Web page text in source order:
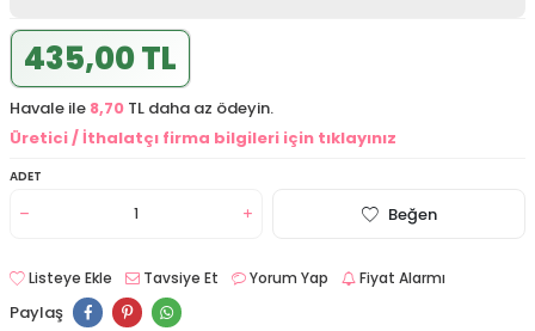
435,00 TL
Havale ile 8,70 TL daha az ödeyin.
Üretici / İthalatçı firma bilgileri için tıklayınız
ADET
Beğen
Listeye Ekle Tavsiye Et Yorum Yap Fiyat Alarmı
Paylaş